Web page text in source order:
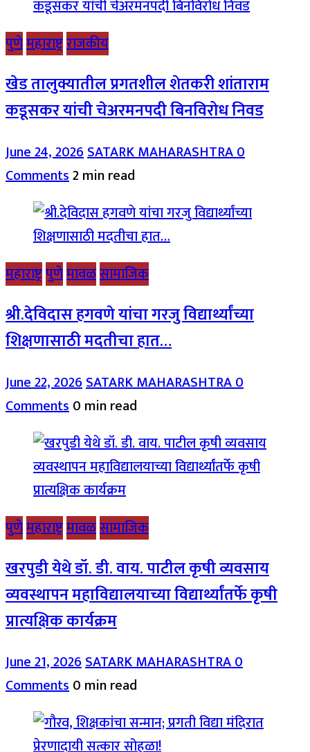
पुणेमहाराष्ट्रराजकीय
खेड तालुक्यातील प्रगतशील शेतकरी शांताराम
कडूसकर यांची चेअरमनपदी बिनविरोध निवड
June 24, 2026SATARK MAHARASHTRA0
Comments2 min read
महाराष्ट्रपुणेमावळसामाजिक
श्री.देविदास हगवणे यांचा गरजु विद्यार्थ्यांच्या
शिक्षणासाठी मदतीचा हात…
June 22, 2026SATARK MAHARASHTRA0
Comments0 min read
पुणेमहाराष्ट्रमावळसामाजिक
खरपुडी येथे डॉ. डी. वाय. पाटील कृषी व्यवसाय
व्यवस्थापन महाविद्यालयाच्या विद्यार्थ्यांतर्फे कृषी
प्रात्यक्षिक कार्यक्रम
June 21, 2026SATARK MAHARASHTRA0
Comments0 min read